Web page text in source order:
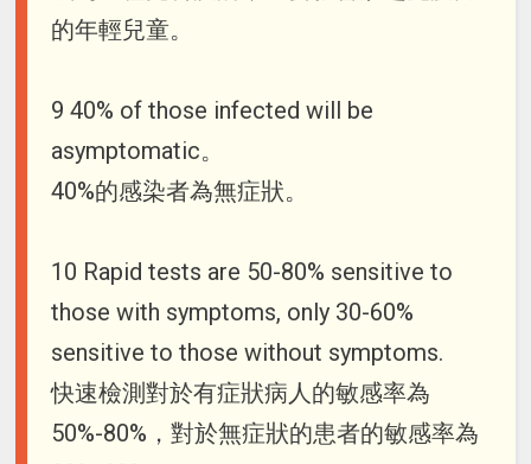
的年輕兒童。
9 40% of those infected will be
asymptomatic。
40%的感染者為無症狀。
10 Rapid tests are 50-80% sensitive to
those with symptoms, only 30-60%
sensitive to those without symptoms.
快速檢測對於有症狀病人的敏感率為
50%-80%，對於無症狀的患者的敏感率為